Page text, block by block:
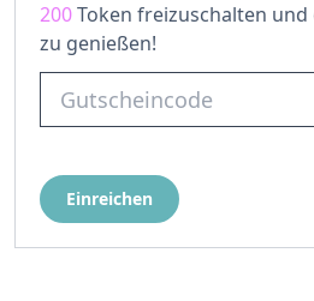
200Token freizuschalten
zu genießen!
Einreichen